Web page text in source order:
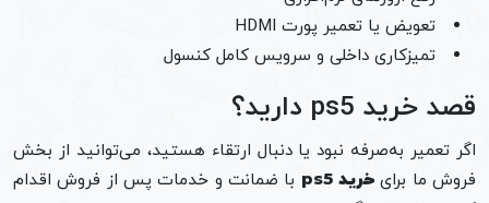
تعویض یا تعمیر پورت HDMI
تمیزکاری داخلی و سرویس کامل کنسول
قصد خرید ps5 دارید؟
اگر تعمیر به‌صرفه نبود یا دنبال ارتقاء هستید، می‌توانید از بخش
فروش ما برای خرید ps5
با ضمانت و خدمات پس از فروش اقدام